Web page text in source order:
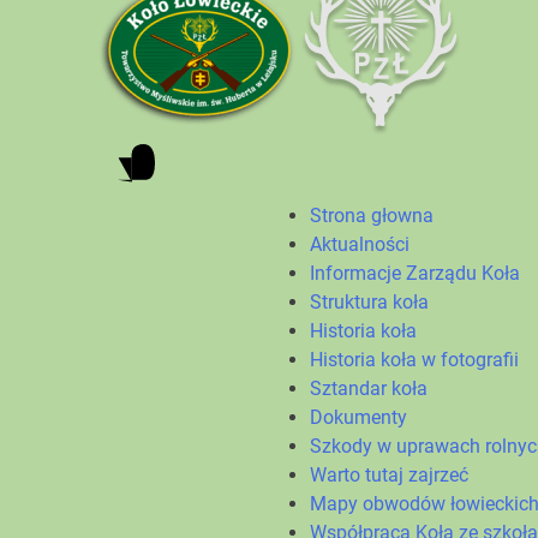
Strona głowna
Aktualności
Informacje Zarządu Koła
Struktura koła
Historia koła
Historia koła w fotografii
Sztandar koła
Dokumenty
Szkody w uprawach
Warto tutaj zajrzeć
Mapy obwodów łowieckich
Współpraca Koła ze